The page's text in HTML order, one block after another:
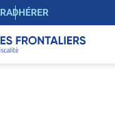
ADHÉRER